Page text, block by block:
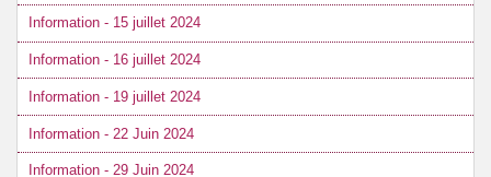
Information - 15 juillet 2024
Information - 16 juillet 2024
Information - 19 juillet 2024
Information - 22 Juin 2024
Information - 29 Juin 2024